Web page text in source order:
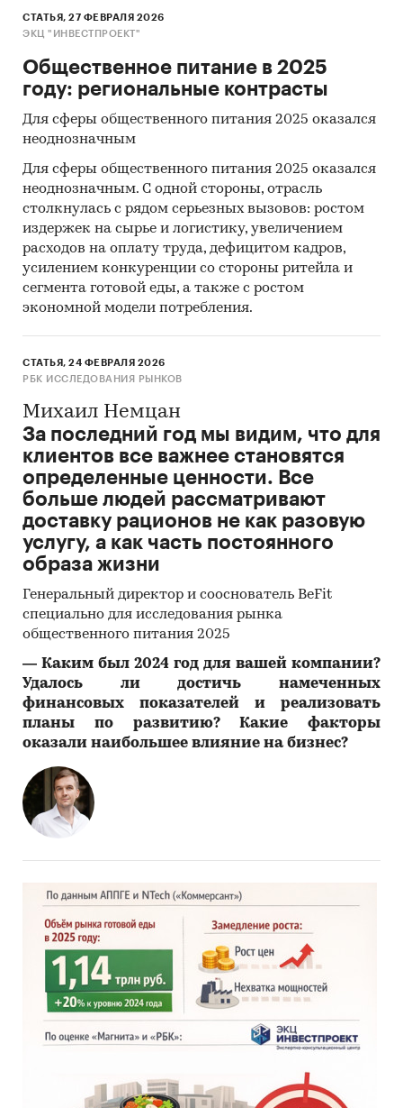
СТАТЬЯ, 27 ФЕВРАЛЯ 2026
ЭКЦ "ИНВЕСТПРОЕКТ"
Общественное питание в 2025
году: региональные контрасты
Для сферы общественного питания 2025 оказался
неоднозначным
Для сферы общественного питания 2025 оказался
неоднозначным. С одной стороны, отрасль
столкнулась с рядом серьезных вызовов: ростом
издержек на сырье и логистику, увеличением
расходов на оплату труда, дефицитом кадров,
усилением конкуренции со стороны ритейла и
сегмента готовой еды, а также с ростом
экономной модели потребления.
СТАТЬЯ, 24 ФЕВРАЛЯ 2026
РБК ИССЛЕДОВАНИЯ РЫНКОВ
Михаил Немцан
За последний год мы видим, что для
клиентов все важнее становятся
определенные ценности. Все
больше людей рассматривают
доставку рационов не как разовую
услугу, а как часть постоянного
образа жизни
Генеральный директор и сооснователь BeFit
специально для исследования рынка
общественного питания 2025
― Каким был 2024 год для вашей компании?
Удалось ли достичь намеченных
финансовых показателей и реализовать
планы по развитию? Какие факторы
оказали наибольшее влияние на бизнес?